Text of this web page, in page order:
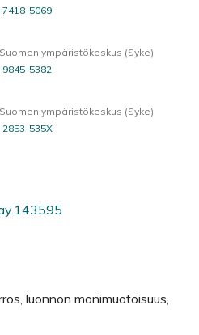
5069
ympäristökeskus (Syke)
5382
ympäristökeskus (Syke)
535X
luonnon monimuotoisuus,